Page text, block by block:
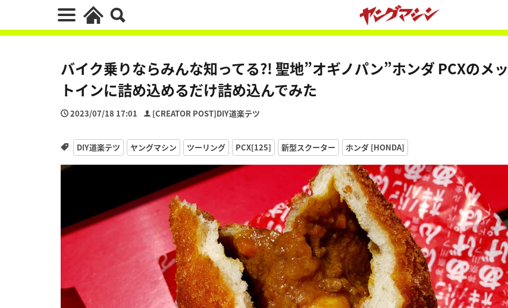
バイク乗りならみんな知ってる?! 聖地”オギノパン”ホンダ PCXのメッ
トインに詰め込めるだけ詰め込んでみた
2023/07/18 17:01 [CREATOR POST]DIY道楽テツ
DIY道楽テツ ヤングマシン ツーリング PCX[125] 新型スクーター ホンダ [HONDA]